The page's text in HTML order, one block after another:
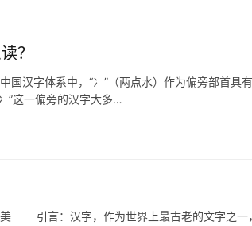
？
汉字体系中，“冫”（两点水）作为偏旁部首具
”这一偏旁的汉字大多…
美 引言：汉字，作为世界上最古老的文字之一